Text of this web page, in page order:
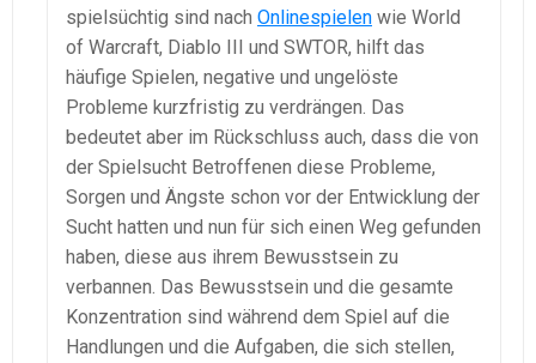
spielsüchtig sind nach Onlinespielen wie World
of Warcraft, Diablo III und SWTOR, hilft das
häufige Spielen, negative und ungelöste
Probleme kurzfristig zu verdrängen. Das
bedeutet aber im Rückschluss auch, dass die von
der Spielsucht Betroffenen diese Probleme,
Sorgen und Ängste schon vor der Entwicklung der
Sucht hatten und nun für sich einen Weg gefunden
haben, diese aus ihrem Bewusstsein zu
verbannen. Das Bewusstsein und die gesamte
Konzentration sind während dem Spiel auf die
Handlungen und die Aufgaben, die sich stellen,